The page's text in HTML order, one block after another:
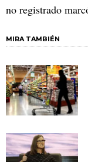
no registrado
MIRA TAMBIÉN